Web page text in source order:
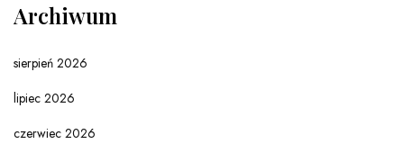
Archiwum
sierpień 2026
lipiec 2026
czerwiec 2026